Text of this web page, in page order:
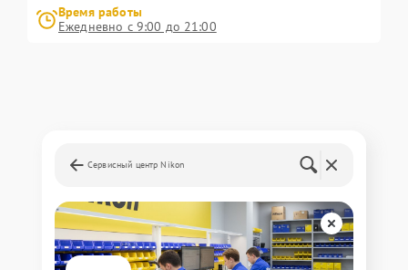
Время работы
Ежедневно с 9:00 до 21:00
Сервисный центр Nikon